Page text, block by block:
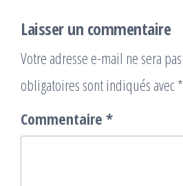
Laisser un commentaire
Votre adresse e-mail ne sera
obligatoires sont indiqués avec *
Commentaire *